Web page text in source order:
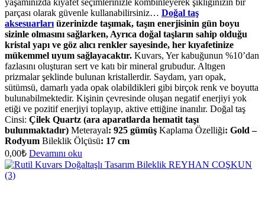
parçası olarak güvenle kullanabilirsiniz… Doğal taş
aksesuarları üzerinizde taşımak, taşın enerjisinin gün boyu
sizinle olmasını sağlarken, Ayrıca doğal taşların sahip olduğu
kristal yapı ve göz alıcı renkler sayesinde, her kıyafetinize
mükemmel uyum sağlayacaktır. Kuvars, Yer kabuğunun %10’dan
fazlasını oluşturan sert ve katı bir mineral grubudur. Altıgen
prizmalar şeklinde bulunan kristallerdir. Saydam, yarı opak,
sütümsü, damarlı yada opak olabildikleri gibi birçok renk ve boyutta
bulunabilmektedir. Kişinin çevresinde oluşan negatif enerjiyi yok
etiği ve pozitif enerjiyi toplayıp, aktive ettiğine inanılır. Doğal taş
Cinsi: Çilek Quartz (ara aparatlarda hematit taşı
bulunmaktadır) Meterayal: 925 gümüş Kaplama Özelliği: Gold –
Rodyum Bileklik Ölçüsü: 17 cm
0,00₺ Devamını oku